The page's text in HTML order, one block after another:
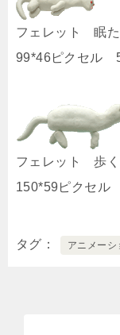
フェレット 眠た
99*46ピクセル
フェレット 歩く
150*59ピクセル
タグ アニメーシ